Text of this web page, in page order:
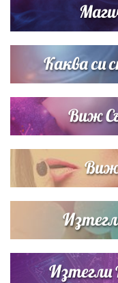
Звездна ваканция в
Кортни Кокс и Джим
Каква си
Виж
Виж
Изтегли